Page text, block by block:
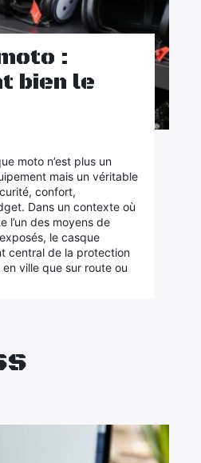
:
bien le
moto n’est plus un
mais un véritable
confort,
Dans un contexte où
l’un des moyens de
le casque
central de la protection
ville que sur route ou